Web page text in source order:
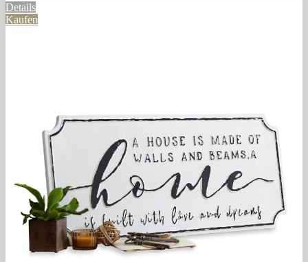
Details
Kaufen